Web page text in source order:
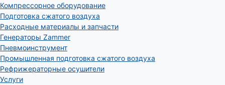
Компрессорное оборудование
Подготовка сжатого воздуха
Расходные материалы и запчасти
Генераторы Zammer
Пневмоинструмент
Промышленная подготовка сжатого воздуха
Рефрижераторные осушители
Услуги